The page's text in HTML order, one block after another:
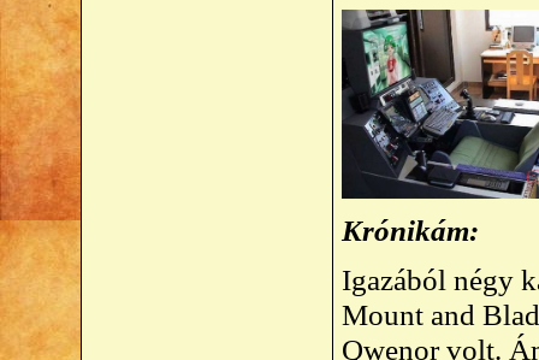
Krónikám:
Igazából négy
Mount and
Qwenor volt.